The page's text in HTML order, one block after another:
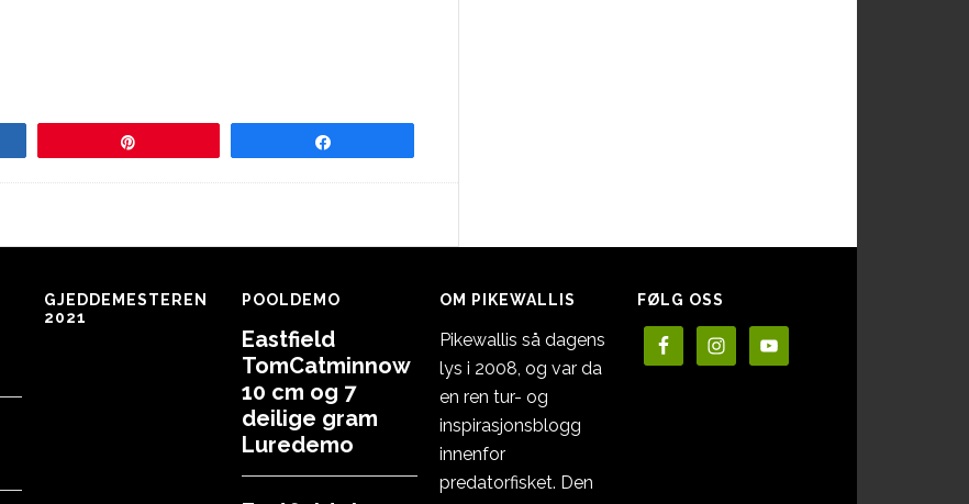
GJEDDEMESTEREN
2021
POOLDEMO
Eastfield
TomCatminnow
10 cm og 7
deilige gram
Luredemo
OM PIKEWALLIS
Pikewallis så dagens
lys i 2008, og var da
en ren tur- og
inspirasjonsblogg
innenfor
predatorfisket. Den
FØLG OSS